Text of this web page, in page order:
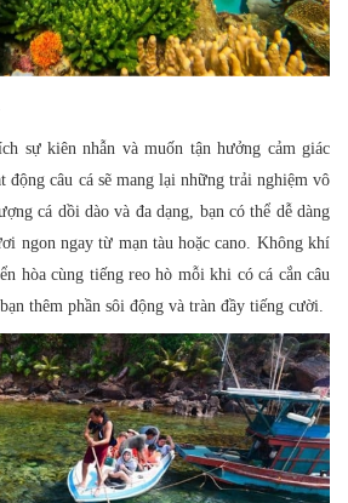
sự kiên nhẫn và muốn tận hưởng cảm giác
động câu cá sẽ mang lại những trải nghiệm vô
cá dồi dào và đa dạng, bạn có thể dễ dàng
ngon ngay từ mạn tàu hoặc cano. Không khí
hòa cùng tiếng reo hò mỗi khi có cá cắn câu
thêm phần sôi động và tràn đầy tiếng cười.